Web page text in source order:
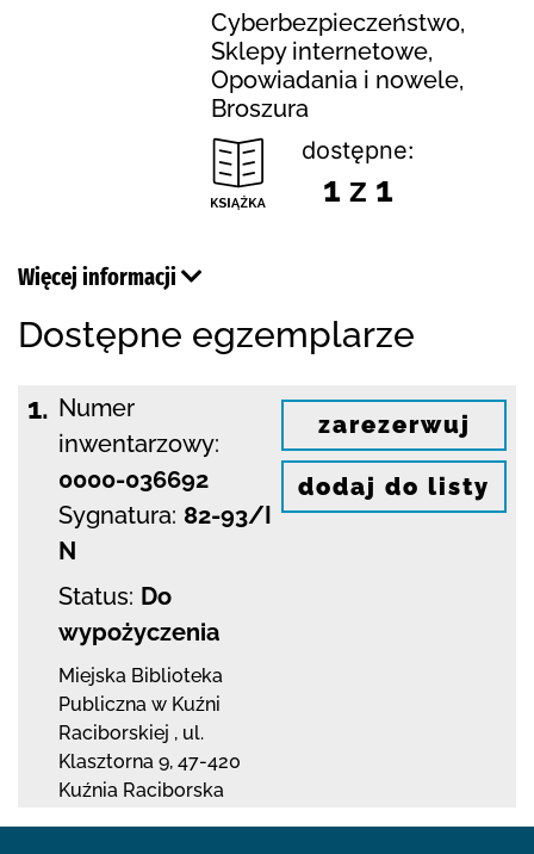
Cyberbezpieczeństwo,
Sklepy internetowe,
Opowiadania i nowele,
Broszura
dostępne:
1 z 1
Więcej informacji
Dostępne egzemplarze
1. Numer
inwentarzowy:
0000-036692
Sygnatura: 82-93/I
N
Status: Do
wypożyczenia
Miejska Biblioteka
Publiczna w Kuźni
Raciborskiej , ul.
Klasztorna 9, 47-420
Kuźnia Raciborska
zarezerwuj
dodaj do listy